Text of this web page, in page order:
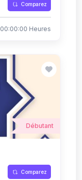
Comparez
00:00:00 Heures
Débutant
Comparez